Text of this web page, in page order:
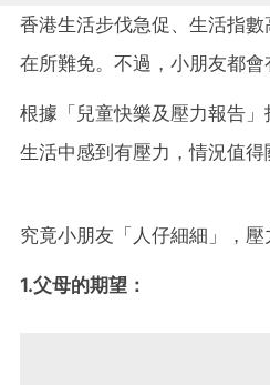
香港生活步伐急促、生活指
在所難免。不過，小朋友都會
根據「兒童快樂及壓力報告
生活中感到有壓力，情況值得
究竟小朋友「人仔細細」，壓
1.父母的期望：